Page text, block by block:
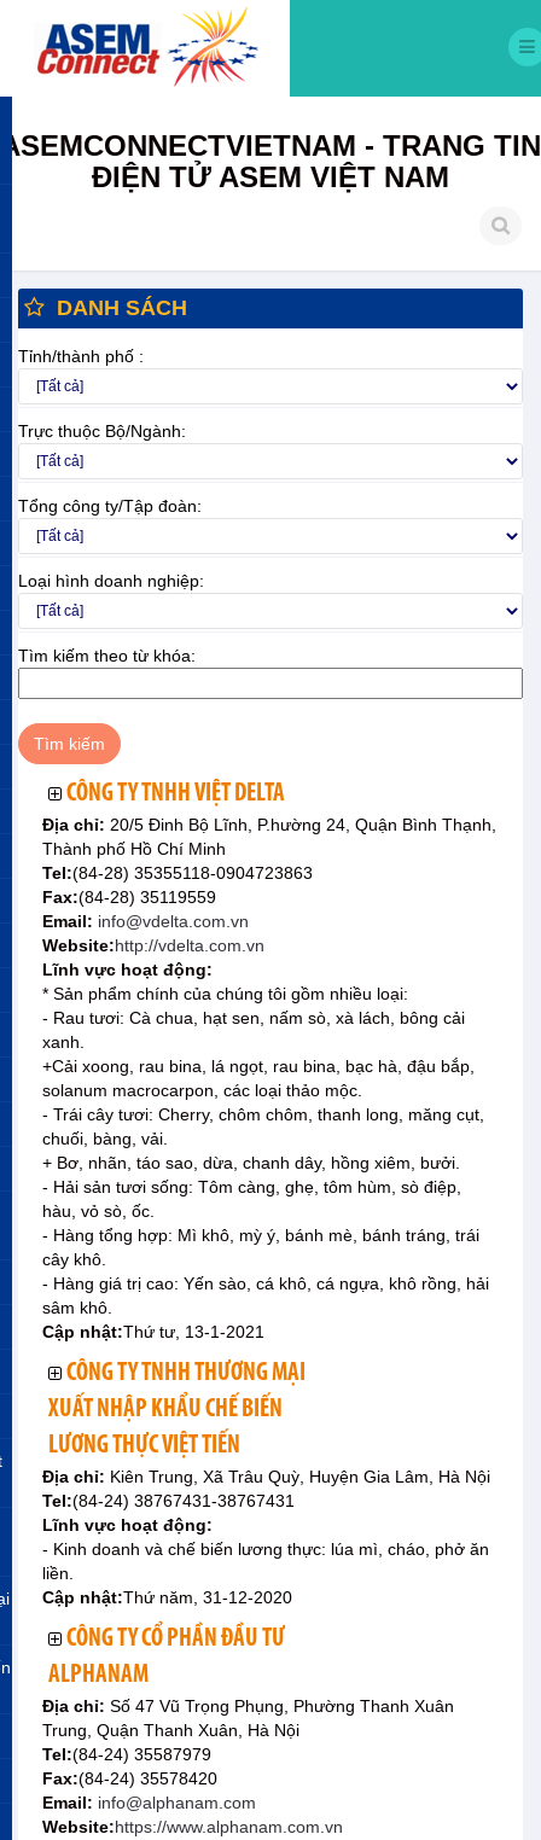
ASEMCONNECTVIETNAM - TRANG TIN
ĐIỆN TỬ ASEM VIỆT NAM
DANH SÁCH
Tỉnh/thành phố :
Trực thuộc Bộ/Ngành:
Tổng công ty/Tập đoàn:
Loại hình doanh nghiệp:
Tìm kiếm theo từ khóa:
CÔNG TY TNHH VIỆT DELTA
Địa chỉ: 20/5 Đinh Bộ Lĩnh, P.hường 24, Quận Bình Thạnh,
Thành phố Hồ Chí Minh
Tel:(84-28) 35355118-0904723863
Fax:(84-28) 35119559
Email: info@vdelta.com.vn
Website:http://vdelta.com.vn
Lĩnh vực hoạt động:
* Sản phẩm chính của chúng tôi gồm nhiều loại:
- Rau tươi: Cà chua, hạt sen, nấm sò, xà lách, bông cải
xanh.
+Cải xoong, rau bina, lá ngọt, rau bina, bạc hà, đậu bắp,
solanum macrocarpon, các loại thảo mộc.
- Trái cây tươi: Cherry, chôm chôm, thanh long, măng cụt,
chuối, bàng, vải.
+ Bơ, nhãn, táo sao, dừa, chanh dây, hồng xiêm, bưởi.
- Hải sản tươi sống: Tôm càng, ghẹ, tôm hùm, sò điệp,
hàu, vỏ sò, ốc.
- Hàng tổng hợp: Mì khô, mỳ ý, bánh mè, bánh tráng, trái
cây khô.
- Hàng giá trị cao: Yến sào, cá khô, cá ngựa, khô rồng, hải
sâm khô.
Cập nhật:Thứ tư, 13-1-2021
CÔNG TY TNHH THƯƠNG MẠI
XUẤT NHẬP KHẨU CHẾ BIẾN
LƯƠNG THỰC VIỆT TIẾN
Địa chỉ: Kiên Trung, Xã Trâu Quỳ, Huyện Gia Lâm, Hà Nội
Tel:(84-24) 38767431-38767431
Lĩnh vực hoạt động:
- Kinh doanh và chế biến lương thực: lúa mì, cháo, phở ăn
liền.
Cập nhật:Thứ năm, 31-12-2020
CÔNG TY CỔ PHẦN ĐẦU TƯ
ALPHANAM
Địa chỉ: Số 47 Vũ Trọng Phụng, Phường Thanh Xuân
Trung, Quận Thanh Xuân, Hà Nội
Tel:(84-24) 35587979
Fax:(84-24) 35578420
Email: info@alphanam.com
Website:https://www.alphanam.com.vn